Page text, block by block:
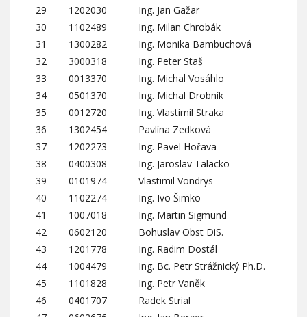
29
1202030
Ing. Jan Gažar
30
1102489
Ing. Milan Chrobák
31
1300282
Ing. Monika Bambuchová
32
3000318
Ing. Peter Staš
33
0013370
Ing. Michal Vosáhlo
34
0501370
Ing. Michal Drobník
35
0012720
Ing. Vlastimil Straka
36
1302454
Pavlína Zedková
37
1202273
Ing. Pavel Hořava
38
0400308
Ing. Jaroslav Talacko
39
0101974
Vlastimil Vondrys
40
1102274
Ing. Ivo Šimko
41
1007018
Ing. Martin Sigmund
42
0602120
Bohuslav Obst DiS.
43
1201778
Ing. Radim Dostál
44
1004479
Ing. Bc. Petr Strážnický Ph.D.
45
1101828
Ing. Petr Vaněk
46
0401707
Radek Strial